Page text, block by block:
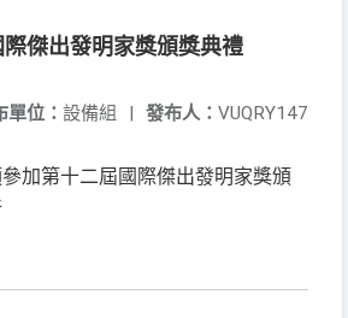
傑出發明家獎頒獎典禮
發布人： VUQRY147
單位： 設備組 |
加第十二屆國際傑出發明家獎頒